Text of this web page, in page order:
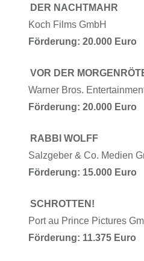
DER NACHTMAHR
Koch Films GmbH
Förderung: 20.000 Euro
VOR DER
Warner Bros.
Förderung: 20.000 Euro
RABBI WOLFF
Salzgeber & Co. Medien
Förderung: 15.000 Euro
SCHROTTEN!
Port au Prince Pictures
Förderung: 11.375 Euro